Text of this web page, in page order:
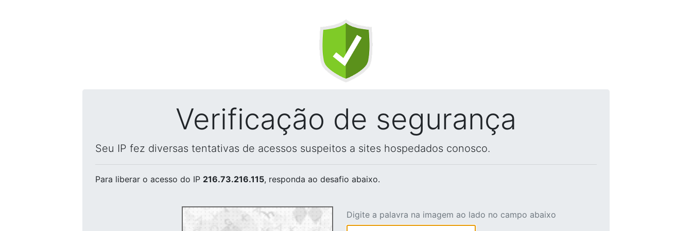
Verificação de segurança
Seu IP fez diversas tentativas de acessos suspeitos a sites hospedados conosco.
Para liberar o acesso do IP 216.73.216.115, responda ao desafio abaixo.
Digite a palavra na imagem ao lado no campo abaixo